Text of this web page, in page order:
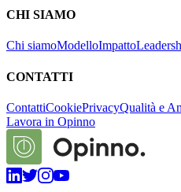
CHI SIAMO
Chi siamoModelloImpatto
CONTATTI
ContattiCookiePrivacyQualità e
Lavora in Opinno